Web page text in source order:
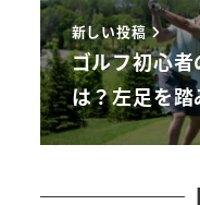
新しい投稿
ゴルフ初心
は？左足を